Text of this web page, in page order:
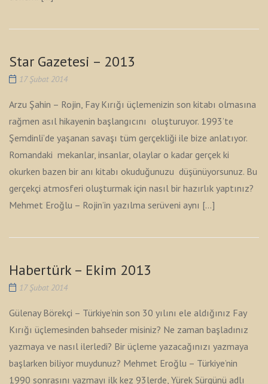
Star Gazetesi – 2013
17 Şubat 2014
Arzu Şahin – Rojin, Fay Kırığı üçlemenizin son kitabı olmasına
rağmen asıl hikayenin başlangıcını oluşturuyor. 1993’te
Şemdinli’de yaşanan savaşı tüm gerçekliği ile bize anlatıyor.
Romandaki mekanlar, insanlar, olaylar o kadar gerçek ki
okurken bazen bir anı kitabı okuduğunuzu düşünüyorsunuz. Bu
gerçekçi atmosferi oluşturmak için nasıl bir hazırlık yaptınız?
Mehmet Eroğlu – Rojin’in yazılma serüveni aynı […]
Habertürk – Ekim 2013
17 Şubat 2014
Gülenay Börekçi – Türkiye’nin son 30 yılını ele aldığınız Fay
Kırığı üçlemesinden bahseder misiniz? Ne zaman başladınız
yazmaya ve nasıl ilerledi? Bir üçleme yazacağınızı yazmaya
başlarken biliyor muydunuz? Mehmet Eroğlu – Türkiye’nin
1990 sonrasını yazmayı ilk kez 93lerde, Yürek Sürgünü adlı